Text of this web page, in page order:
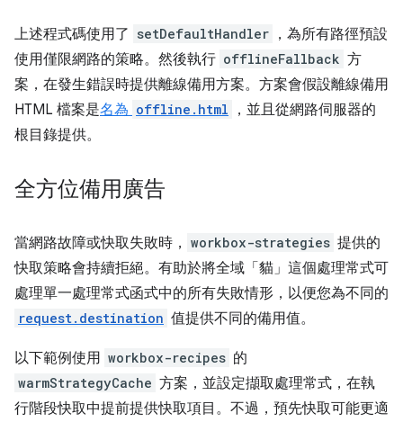
上述程式碼使用了 setDefaultHandler ，為所有路徑預設
使用僅限網路的策略。然後執行 offlineFallback 方
案，在發生錯誤時提供離線備用方案。方案會假設離線備用
HTML 檔案是名為 offline.html
，並且從網路伺服器的
根目錄提供。
全方位備用廣告
當網路故障或快取失敗時， workbox-strategies 提供的
快取策略會持續拒絕。有助於將全域「貓」這個處理常式可
處理單一處理常式函式中的所有失敗情形，以便您為不同的
request.destination 值提供不同的備用值。
以下範例使用 workbox-recipes 的
warmStrategyCache 方案，並設定擷取處理常式，在執
行階段快取中提前提供快取項目。不過，預先快取可能更適